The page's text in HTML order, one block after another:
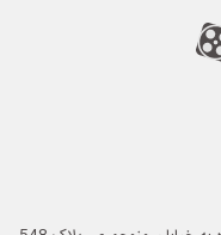
تلگرامآپارات